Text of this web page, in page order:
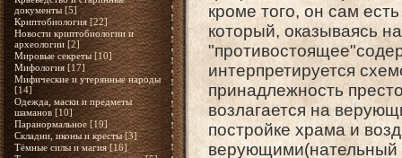
документы [5]
Криптобиология [22]
Новости криптобиологии и
археологии [2]
Мировые секреты [10]
Мифология [17]
Мифические и утерянные народы
[14]
Одежда, маски и предметы
шаманов [10]
Паранормальное [19]
Складни, иконы и кресты [3]
Тёмные силы и магия [16]
кроме того, он сам
который, оказываясь
интерпретируется
принадлежность
возлагается на
постройке храма и
верующими(нательный